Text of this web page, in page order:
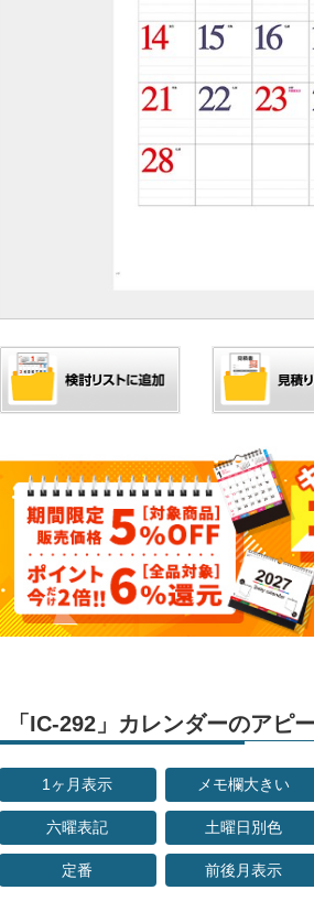
「IC-292」カレンダーのアピ
1ヶ月表示 メモ欄大きい
六曜表記 土曜日別色
定番 前後月表示